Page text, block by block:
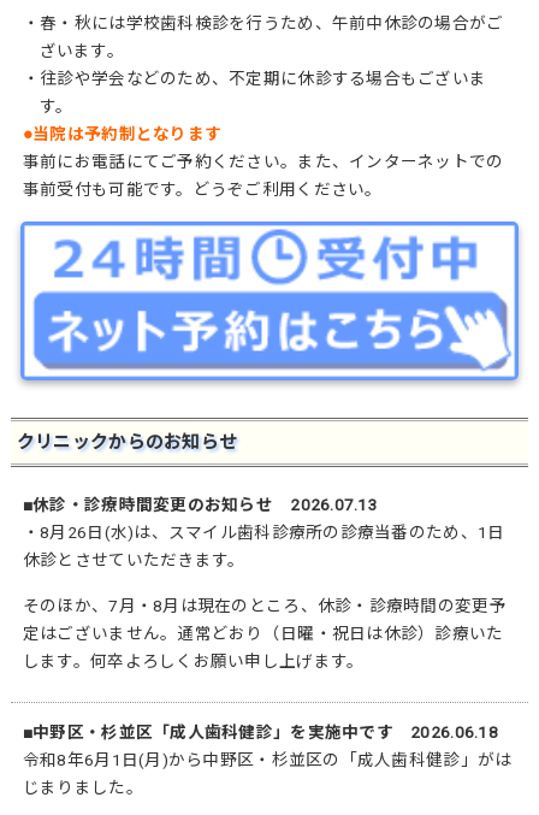
・春・秋には学校歯科検診を行うため、午前中休診の場合がご
ざいます。
・往診や学会などのため、不定期に休診する場合もございま
す。
●当院は予約制となります
事前にお電話にてご予約ください。また、インターネットでの
事前受付も可能です。どうぞご利用ください。
クリニックからのお知らせ
■休診・診療時間変更のお知らせ 2026.07.13
・8月26日(水)は、スマイル歯科診療所の診療当番のため、1日
休診とさせていただきます。
そのほか、7月・8月は現在のところ、休診・診療時間の変更予
定はございません。通常どおり（日曜・祝日は休診）診療いた
します。何卒よろしくお願い申し上げます。
■中野区・杉並区「成人歯科健診」を実施中です 2026.06.18
令和8年6月1日(月)から中野区・杉並区の「成人歯科健診」がは
じまりました。